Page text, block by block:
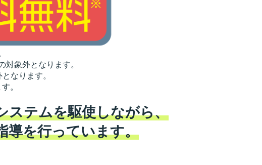
象外となります。
なります。
。
ステムを駆使しながら、
導を行っています。